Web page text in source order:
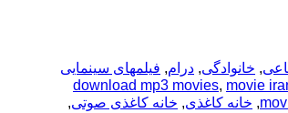
, خانوادگی, درام, فیلمهای سینمایی
download mp3 movies, movie
, خانه کاغذی, خانه کاغذی صوتی,